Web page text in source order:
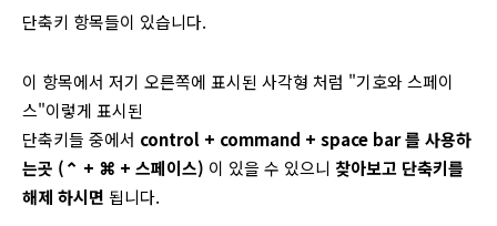
단축키 항목들이 있습니다.
이 항목에서 저기 오른쪽에 표시된 사각형 처럼 "기호와 스페이
스"이렇게 표시된
단축키들 중에서 control + command + space bar 를 사용하
는곳 (⌃ + ⌘ + 스페이스) 이 있을 수 있으니 찾아보고 단축키를
해제 하시면 됩니다.